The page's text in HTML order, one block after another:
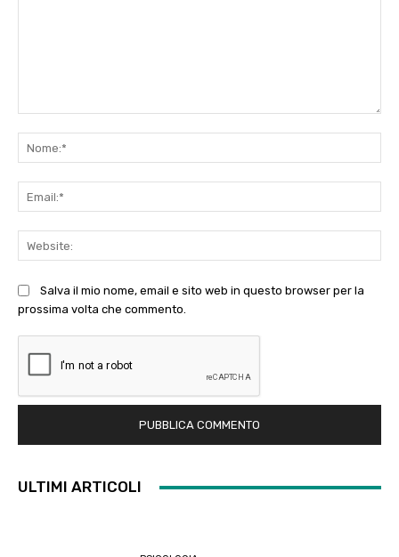
Salva il mio nome, email e sito web in questo browser per la
prossima volta che commento.
ULTIMI ARTICOLI